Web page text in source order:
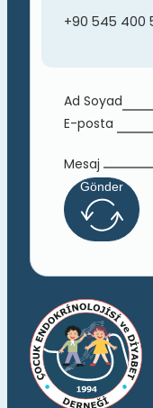
+90 545 400
Ad Soyad
E-posta
Mesaj
Gönder